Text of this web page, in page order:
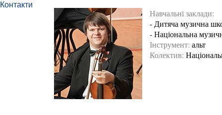
Контакти
Навчальні заклади:
- Дитяча музична
- Національна
Інструмент: альт
Колектив: